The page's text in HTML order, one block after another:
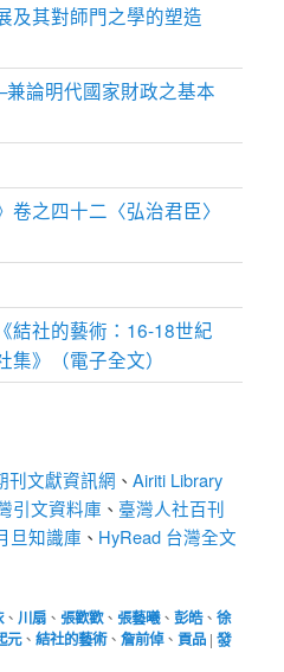
及其對師門之學的塑造
論明代國家財政之基本
卷之四十二〈弘治君臣〉
結社的藝術：16-18世紀
》（電子全文）
刊文獻資訊網 、Airiti Library
引文資料庫 、 臺灣人社百刊
旦知識庫 、 HyRead 台灣全文
、 川扇 、張歡歡、張藝曦、彭皓、徐
元、結社的藝術、詹前倬、貢品 |發